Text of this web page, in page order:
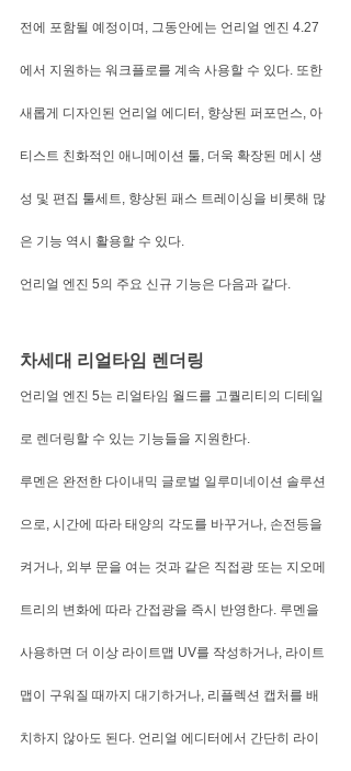
전에 포함될 예정이며, 그동안에는 언리얼 엔진 4.27
에서 지원하는 워크플로를 계속 사용할 수 있다. 또한
새롭게 디자인된 언리얼 에디터, 향상된 퍼포먼스, 아
티스트 친화적인 애니메이션 툴, 더욱 확장된 메시 생
성 및 편집 툴세트, 향상된 패스 트레이싱을 비롯해 많
은 기능 역시 활용할 수 있다.
언리얼 엔진 5의 주요 신규 기능은 다음과 같다.
차세대 리얼타임 렌더링
언리얼 엔진 5는 리얼타임 월드를 고퀄리티의 디테일
로 렌더링할 수 있는 기능들을 지원한다.
루멘은 완전한 다이내믹 글로벌 일루미네이션 솔루션
으로, 시간에 따라 태양의 각도를 바꾸거나, 손전등을
켜거나, 외부 문을 여는 것과 같은 직접광 또는 지오메
트리의 변화에 따라 간접광을 즉시 반영한다. 루멘을
사용하면 더 이상 라이트맵 UV를 작성하거나, 라이트
맵이 구워질 때까지 대기하거나, 리플렉션 캡처를 배
치하지 않아도 된다. 언리얼 에디터에서 간단히 라이